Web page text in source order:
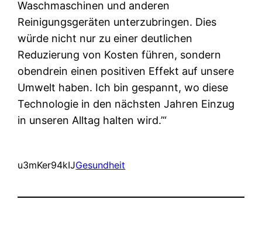
Waschmaschinen und anderen
Reinigungsgeräten unterzubringen. Dies
würde nicht nur zu einer deutlichen
Reduzierung von Kosten führen, sondern
obendrein einen positiven Effekt auf unsere
Umwelt haben. Ich bin gespannt, wo diese
Technologie in den nächsten Jahren Einzug
in unseren Alltag halten wird.’“
u3mKer94kIJGesundheit